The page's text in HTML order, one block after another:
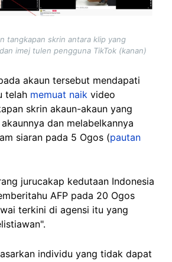
tangkapan skrin antara klip yang
imej tulen pengguna TikTok (kanan)
akaun tersebut mendapati
telah memuat naik video
skrin akaun-akaun yang
dan melabelkannya
siaran pada 5 Ogos (pautan
jurucakap kedutaan Indonesia
AFP pada 20 Ogos
terkini di agensi itu yang
individu yang tidak dapat